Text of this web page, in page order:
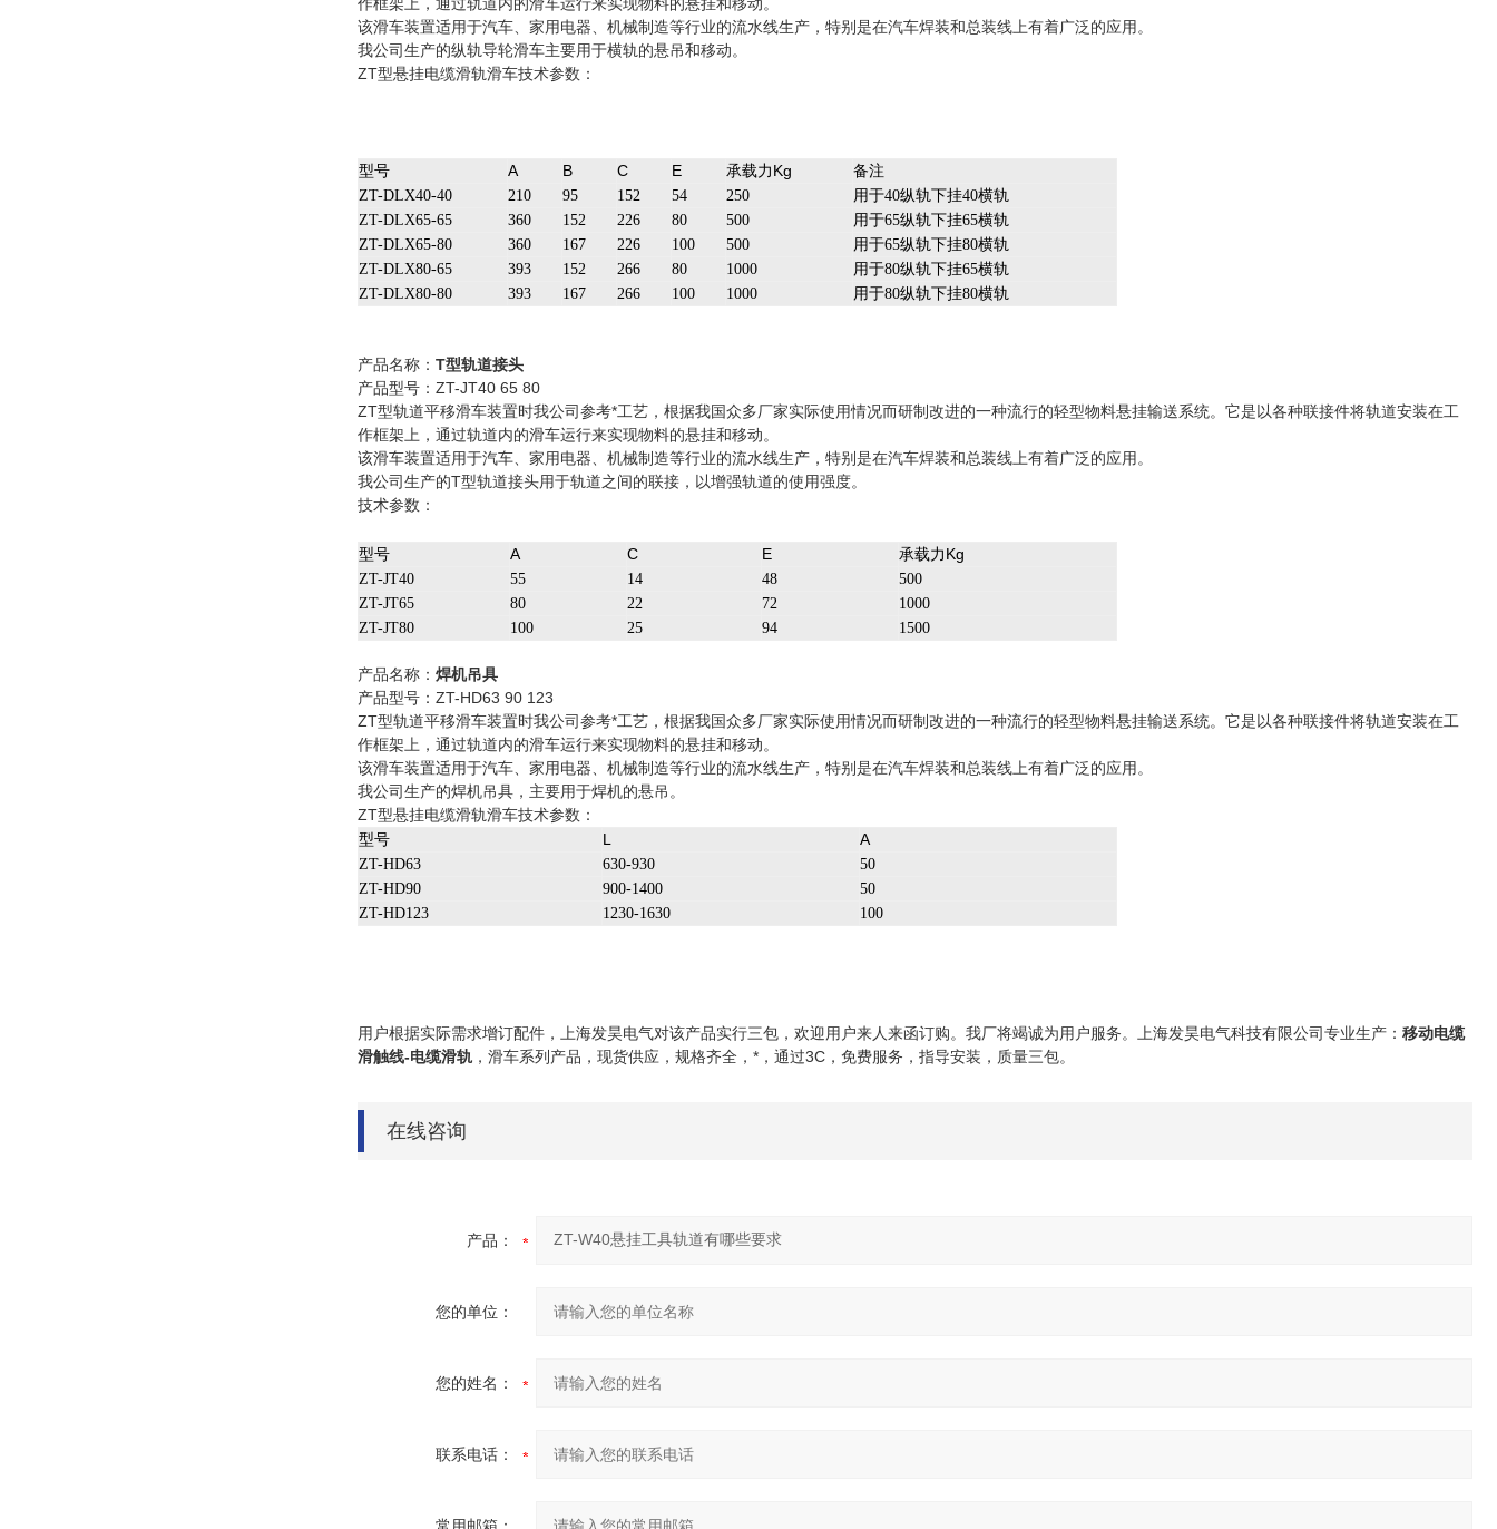
该滑车装置适用于汽车、家用电器、机械制造等行业的流水线生产，特别是在汽车焊装和总装线上有着广泛的应用。
我公司生产的纵轨导轮滑车主要用于横轨的悬吊和移动。
ZT型悬挂电缆滑轨滑车技术参数：
型号 A B C E 承载力Kg 备注
ZT-DLX40-40 210 95 152 54 250
用于40纵轨下挂40横轨
ZT-DLX65-65
360 152 226 80 500
用于65纵轨下挂65横轨
ZT-DLX65-80
360 167 226 100 500
用于65纵轨下挂80横轨
ZT-DLX80-65
393 152 266 80 1000
用于80纵轨下挂65横轨
ZT-DLX80-80
393 167 266 100 1000 用于80纵轨下挂80横轨
产品名称： T型轨道接头
产品型号：ZT-JT40 65 80
ZT型轨道平移滑车装置时我公司参考*工艺，根据我国众多厂家实际使用情况而研制改进的一种流行的轻型物料悬挂输送系统。它是以各种联接件将轨道安装在工
作框架上，通过轨道内的滑车运行来实现物料的悬挂和移动。
该滑车装置适用于汽车、家用电器、机械制造等行业的流水线生产，特别是在汽车焊装和总装线上有着广泛的应用。
我公司生产的T型轨道接头用于轨道之间的联接，以增强轨道的使用强度。
技术参数：
型号 A C E 承载力Kg
ZT-JT40 55 14 48
500
ZT-JT65
80 22 72
1000
ZT-JT80
100 25 94 1500
产品名称： 焊机吊具
产品型号：ZT-HD63 90 123
ZT型轨道平移滑车装置时我公司参考*工艺，根据我国众多厂家实际使用情况而研制改进的一种流行的轻型物料悬挂输送系统。它是以各种联接件将轨道安装在工
作框架上，通过轨道内的滑车运行来实现物料的悬挂和移动。
该滑车装置适用于汽车、家用电器、机械制造等行业的流水线生产，特别是在汽车焊装和总装线上有着广泛的应用。
我公司生产的焊机吊具，主要用于焊机的悬吊。
ZT型悬挂电缆滑轨滑车技术参数：
型号
L A
ZT-HD63 630-930
50
ZT-HD90
900-1400
50
ZT-HD123
1230-1630 100
用户根据实际需求增订配件，上海发昊电气对该产品实行三包，欢迎用户来人来函订购。我厂将竭诚为用户服务。上海发昊电气科技有限公司专业生产： 移动电缆
滑触线-电缆滑轨 ，滑车系列产品，现货供应，规格齐全，*，通过3C，免费服务，指导安装，质量三包。
在线咨询
产品：
您的单位：
您的姓名：
联系电话：